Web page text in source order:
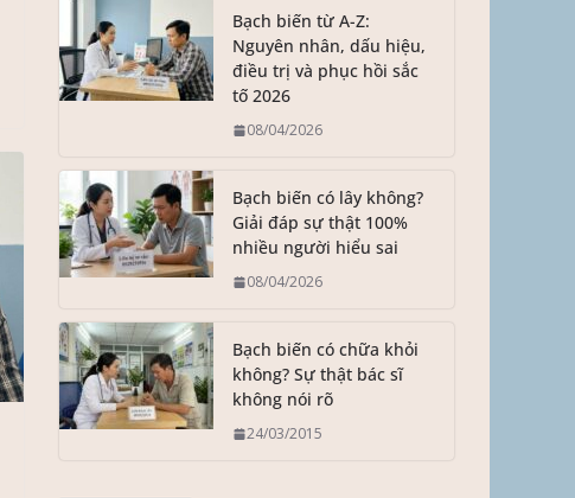
Bạch biến từ A-Z:
Nguyên nhân, dấu hiệu,
điều trị và phục hồi sắc
tố 2026
08/04/2026
Bạch biến có lây không?
Giải đáp sự thật 100%
nhiều người hiểu sai
08/04/2026
Bạch biến có chữa khỏi
không? Sự thật bác sĩ
không nói rõ
24/03/2015